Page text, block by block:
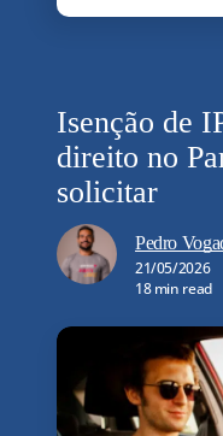
Isenção de
direito no
solicitar
Pedro
21/05/2026
18 min read